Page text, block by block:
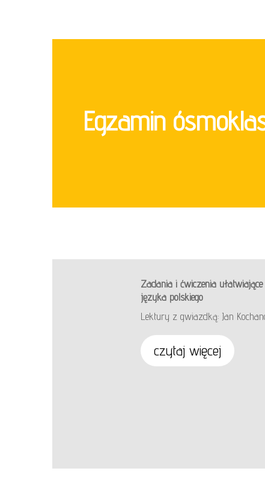
Egzamin
Zadania i ćwiczenia
języka polskiego
Lektury z gwiazdką: Jan
czytaj więcej